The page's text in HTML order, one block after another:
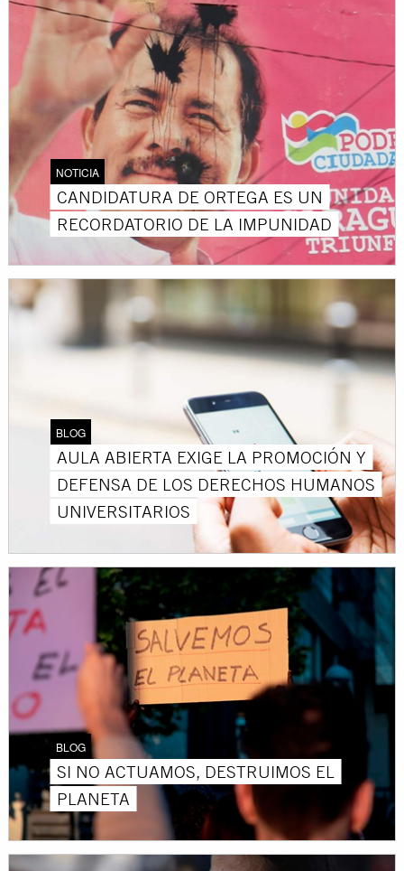
NOTICIA
CANDIDATURA DE ORTEGA ES UN
RECORDATORIO DE LA IMPUNIDAD
BLOG
AULA ABIERTA EXIGE LA PROMOCIÓN Y
DEFENSA DE LOS DERECHOS HUMANOS
UNIVERSITARIOS
BLOG
SI NO ACTUAMOS, DESTRUIMOS EL
PLANETA